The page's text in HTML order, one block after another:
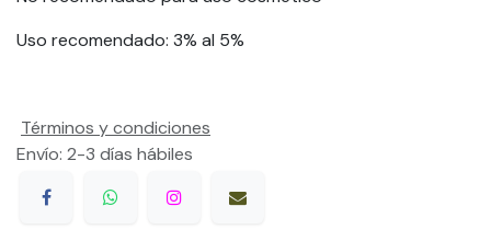
Uso recomendado: 3% al 5%
Términos y condiciones
Envío: 2-3 días hábiles